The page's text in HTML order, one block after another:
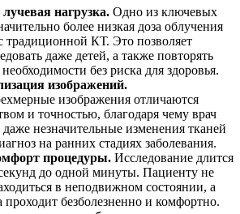
нагрузка. Одно из ключевых
более низкая доза облучения
традиционной КТ. Это позволяет
даже детей, а также повторять
без риска для здоровья.
изображений.
изображения отличаются
и точностью, благодаря чему врач
незначительные изменения тканей
на ранних стадиях заболевания.
процедуры. Исследование длится
до одной минуты. Пациенту не
в неподвижном состоянии, а
проходит безболезненно и комфортно.